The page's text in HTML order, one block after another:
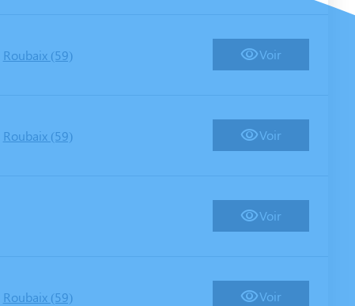
Roubaix (59) Voir
Roubaix (59) Voir
Voir
Roubaix (59) Voir